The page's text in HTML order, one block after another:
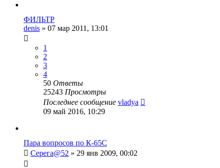
ФИЛЬТР
denis » 07 мар 2011, 13:01
1
2
3
4
50 Ответы
25243 Просмотры
Последнее сообщение vladya
09 май 2016, 10:29
Пара вопросов по К-65С
Серега@52 » 29 янв 2009, 00:02